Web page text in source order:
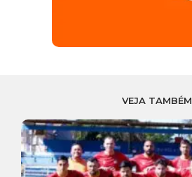
VEJA TAMBÉM